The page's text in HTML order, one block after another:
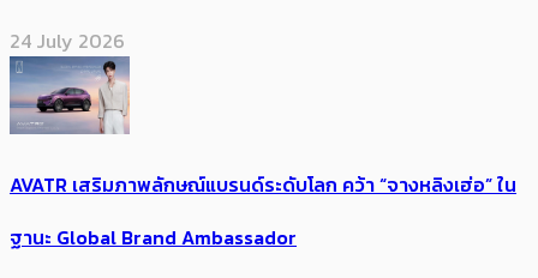
24 July 2026
AVATR เสริมภาพลักษณ์แบรนด์ระดับโลก คว้า “จางหลิงเฮ่อ” ใน
ฐานะ Global Brand Ambassador